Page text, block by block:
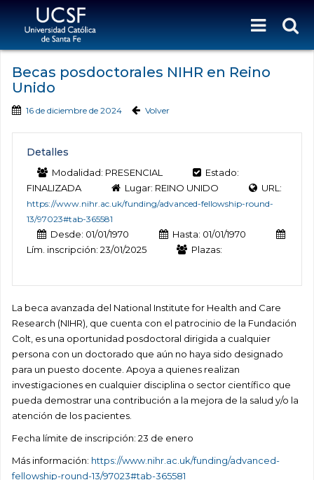
Becas posdoctorales NIHR en Reino
Unido
16 de diciembre de 2024 Volver
Detalles
Modalidad: PRESENCIAL
Estado:
FINALIZADA
Lugar: REINO UNIDO URL:
https://www.nihr.ac.uk/funding/advanced-fellowship-round-
13/97023#tab-365581
Desde: 01/01/1970
Hasta: 01/01/1970
Lím. inscripción: 23/01/2025
Plazas:
La beca avanzada del National Institute for Health and Care
Research (NIHR), que cuenta con el patrocinio de la Fundación
Colt, es una oportunidad posdoctoral dirigida a cualquier
persona con un doctorado que aún no haya sido designado
para un puesto docente. Apoya a quienes realizan
investigaciones en cualquier disciplina o sector científico que
pueda demostrar una contribución a la mejora de la salud y/o la
atención de los pacientes.
Fecha límite de inscripción: 23 de enero
Más información: https://www.nihr.ac.uk/funding/advanced-
fellowship-round-13/97023#tab-365581